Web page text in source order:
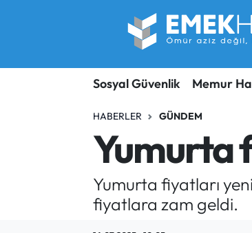
Sosyal Güvenlik Memur
HABERLER GÜNDEM
Yumurta
Yumurta fiyatları
fiyatlara zam geldi.
SORU-CEVAP
Trafik Durumu
Süper Lig Puan Durumu ve Fikstür
Tüm Manşetler
Son Dakika Haberleri